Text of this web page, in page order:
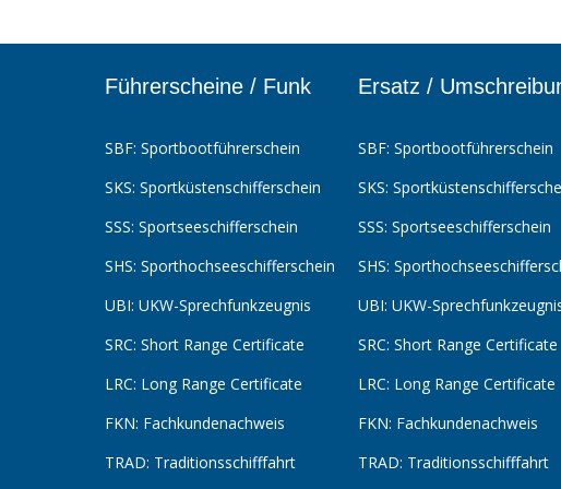
Führerscheine / Funk
SBF: Sportbootführerschein
SKS: Sportküstenschifferschein
SSS: Sportseeschifferschein
SHS: Sporthochseeschifferschein
UBI: UKW-Sprechfunkzeugnis
SRC: Short Range Certificate
LRC: Long Range Certificate
FKN: Fachkundenachweis
TRAD: Traditionsschifffahrt
Ersatz /
SBF: Sportbootführerschein
SKS:
SSS: Sportseeschifferschein
SHS:
UBI: UKW-
SRC: Short Range Certificate
LRC: Long Range Certificate
FKN: Fachkundenachweis
TRAD: Traditionsschifffahrt